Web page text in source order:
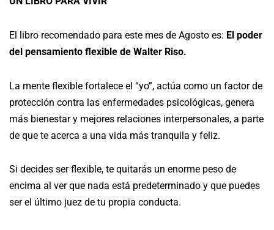
El libro recomendado para este mes de Agosto es: El poder
del pensamiento flexible de Walter Riso.
La mente flexible fortalece el “yo”, actúa como un factor de
protección contra las enfermedades psicológicas, genera
más bienestar y mejores relaciones interpersonales, a parte
de que te acerca a una vida más tranquila y feliz.
Si decides ser flexible, te quitarás un enorme peso de
encima al ver que nada está predeterminado y que puedes
ser el último juez de tu propia conducta.